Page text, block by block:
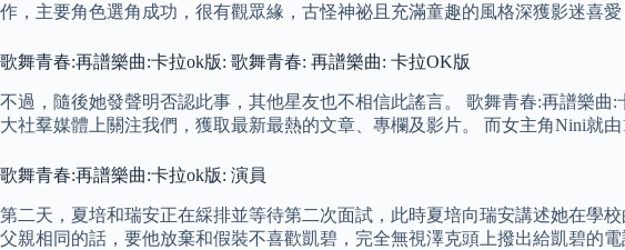
作，主要角色選角成功，很有觀眾緣，古怪神祕且充滿童趣的風格深獲影迷喜
歌舞青春:再譜樂曲:卡拉ok版: 歌舞青春: 再譜樂曲: 卡拉OK版
不過，隨後她發聲明否認此事，其他星友也不相信此謠言。 歌舞青春:再譜樂曲:
大社羣媒體上關注我們，獲取最新最熱的文章、專欄及影片。 而女主角Nini就由
歌舞青春:再譜樂曲:卡拉ok版: 演員
第二天，夏培和瑞安正在綵排並等待第二次面試，此時夏培向瑞安講述她在學
父親相同的話，要他放棄和假裝不喜歡凱碧，完全無視澤克頭上撥出給凱碧的